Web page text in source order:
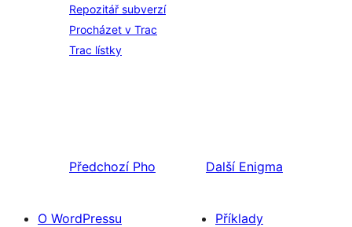
Repozitář subverzí
Procházet v Trac
Trac lístky
Předchozí Pho Další Enigma
O WordPressu
Příklady